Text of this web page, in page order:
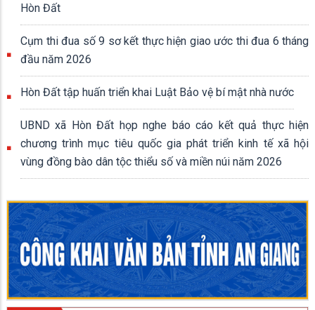
Hòn Đất
Cụm thi đua số 9 sơ kết thực hiện giao ước thi đua 6 tháng
đầu năm 2026
Hòn Đất tập huấn triển khai Luật Bảo vệ bí mật nhà nước
UBND xã Hòn Đất họp nghe báo cáo kết quả thực hiện
chương trình mục tiêu quốc gia phát triển kinh tế xã hội
vùng đồng bào dân tộc thiểu số và miền núi năm 2026